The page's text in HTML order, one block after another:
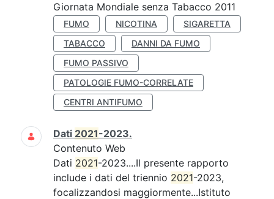
Giornata Mondiale senza Tabacco 2011
FUMO NICOTINA
SIGARETTA
TABACCO
DANNI DA FUMO
FUMO PASSIVO
PATOLOGIE FUMO-CORRELATE
CENTRI ANTIFUMO
Dati 2021-2023.
Contenuto Web
Dati 2021-2023....Il presente rapporto
include i dati del triennio 2021-2023,
focalizzandosi maggiormente...Istituto